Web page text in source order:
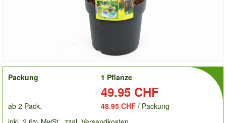
order
Packung
1 Pflanze
49.95 CHF
ab 2 Pack. 48.95 CHF / Packung